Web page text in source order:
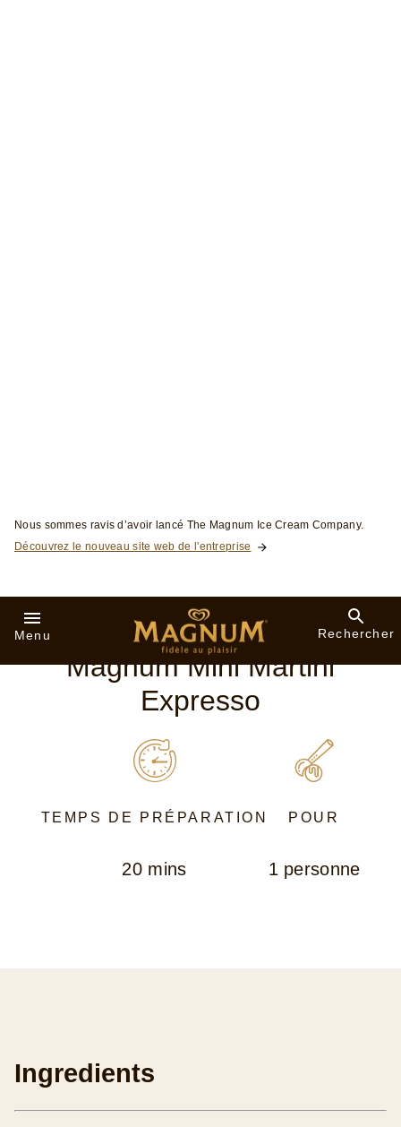
Magnum Mini Martini
Expresso
TEMPS DE PRÉPARATION
20 mins
POUR
1 personne
Ingredients